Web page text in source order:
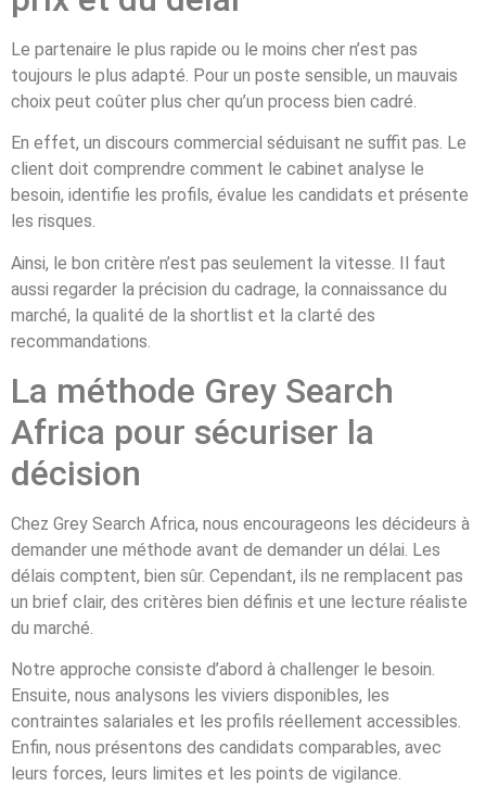
Le partenaire le plus rapide ou le moins cher n’est pas
toujours le plus adapté. Pour un poste sensible, un mauvais
choix peut coûter plus cher qu’un process bien cadré.
En effet, un discours commercial séduisant ne suffit pas. Le
client doit comprendre comment le cabinet analyse le
besoin, identifie les profils, évalue les candidats et présente
les risques.
Ainsi, le bon critère n’est pas seulement la vitesse. Il faut
aussi regarder la précision du cadrage, la connaissance du
marché, la qualité de la shortlist et la clarté des
recommandations.
La méthode Grey Search
Africa pour sécuriser la
décision
Chez Grey Search Africa, nous encourageons les décideurs à
demander une méthode avant de demander un délai. Les
délais comptent, bien sûr. Cependant, ils ne remplacent pas
un brief clair, des critères bien définis et une lecture réaliste
du marché.
Notre approche consiste d’abord à challenger le besoin.
Ensuite, nous analysons les viviers disponibles, les
contraintes salariales et les profils réellement accessibles.
Enfin, nous présentons des candidats comparables, avec
leurs forces, leurs limites et les points de vigilance.